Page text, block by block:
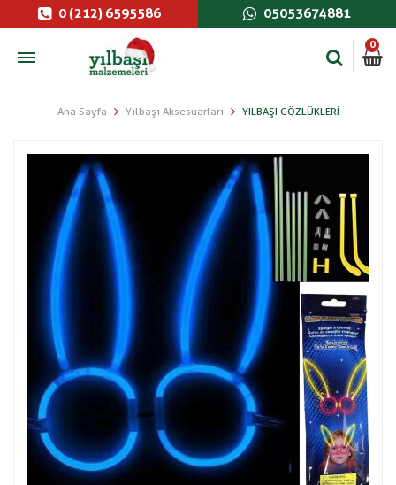
0 (212) 6595586 05053674881
0
Ana Sayfa Yılbaşı Aksesuarları YILBAŞI GÖZLÜKLERI